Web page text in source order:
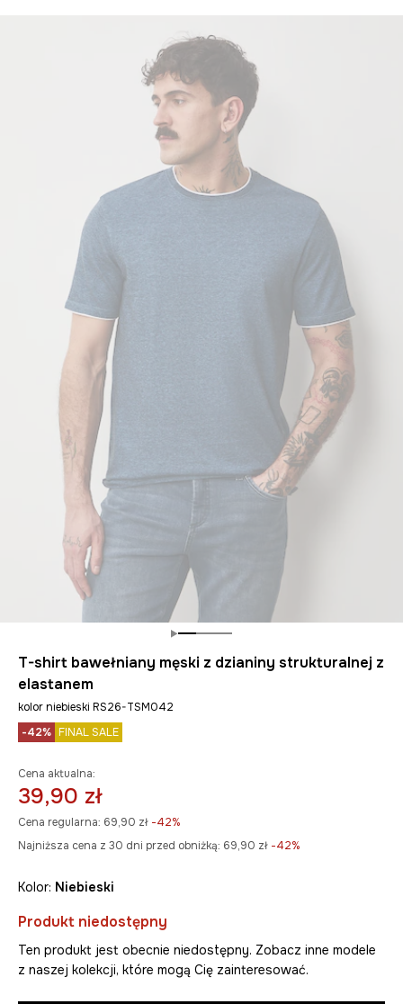
T-shirt bawełniany męski z dzianiny strukturalnej z
elastanem
kolor niebieski RS26-TSM042
-42% FINAL SALE
Cena aktualna:
39,90 zł
Cena regularna: 69,90 zł -42%
Najniższa cena z 30 dni przed obniżką: 69,90 zł -42%
Kolor: niebieski
Produkt niedostępny
Ten produkt jest obecnie niedostępny. Zobacz inne modele
z naszej kolekcji, które mogą Cię zainteresować.